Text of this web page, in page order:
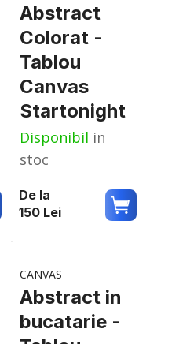
Abstract
Colorat -
Tablou
Canvas
Startonight
Disponibil in
stoc
De la
150 Lei
CANVAS
Abstract in
bucatarie -